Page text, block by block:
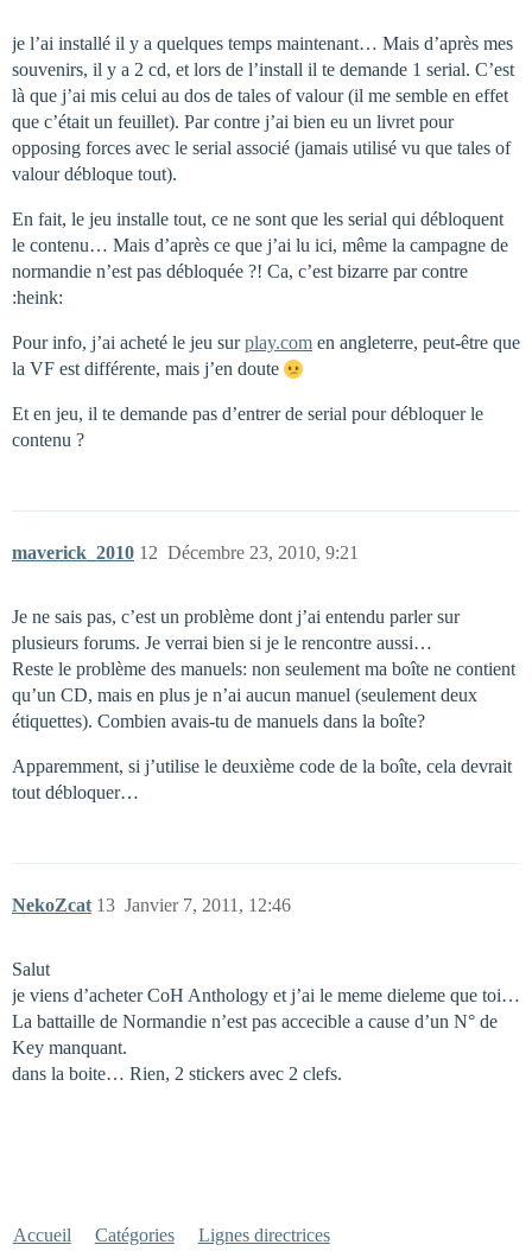
je l’ai installé il y a quelques temps maintenant… Mais d’après mes
souvenirs, il y a 2 cd, et lors de l’install il te demande 1 serial. C’est
là que j’ai mis celui au dos de tales of valour (il me semble en effet
que c’était un feuillet). Par contre j’ai bien eu un livret pour
opposing forces avec le serial associé (jamais utilisé vu que tales of
valour débloque tout).
En fait, le jeu installe tout, ce ne sont que les serial qui débloquent
le contenu… Mais d’après ce que j’ai lu ici, même la campagne de
normandie n’est pas débloquée ?! Ca, c’est bizarre par contre
:heink:
Pour info, j’ai acheté le jeu surplay.com en angleterre, peut-être que
la VF est différente, mais j’en doute
Et en jeu, il te demande pas d’entrer de serial pour débloquer le
contenu ?
maverick_2010 Décembre 23, 2010, 9:21
12
Je ne sais pas, c’est un problème dont j’ai entendu parler sur
plusieurs forums. Je verrai bien si je le rencontre aussi…
Reste le problème des manuels: non seulement ma boîte ne contient
qu’un CD, mais en plus je n’ai aucun manuel (seulement deux
étiquettes). Combien avais-tu de manuels dans la boîte?
Apparemment, si j’utilise le deuxième code de la boîte, cela devrait
tout débloquer…
NekoZcat Janvier 7, 2011, 12:46
13
Salut
je viens d’acheter CoH Anthology et j’ai le meme dieleme que toi…
La battaille de Normandie n’est pas accecible a cause d’un N° de
Key manquant.
dans la boite… Rien, 2 stickers avec 2 clefs.
Accueil Catégories Lignes directrices